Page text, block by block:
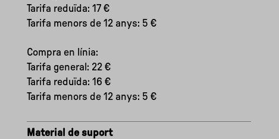
Tarifa reduïda: 17 €
Tarifa menors de 12 anys: 5 €
Compra en línia:
Tarifa general: 22 €
Tarifa reduïda: 16 €
Tarifa menors de 12 anys: 5 €
Material de suport